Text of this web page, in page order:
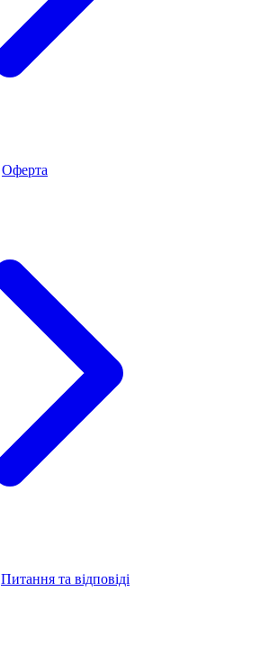
Оферта
Питання та відповіді